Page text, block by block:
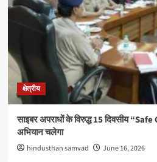
क्षेत्रीय
साइबर अपराधों के विरुद्ध 15 दिवसीय
अभियान चलेगा
hindusthan samvad June 16, 2026